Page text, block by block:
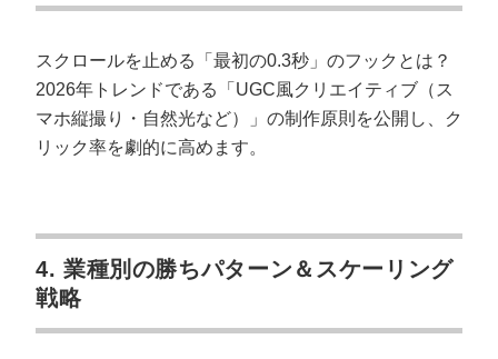
スクロールを止める「最初の0.3秒」のフックとは？
2026年トレンドである「UGC風クリエイティブ（ス
マホ縦撮り・自然光など）」の制作原則を公開し、ク
リック率を劇的に高めます。
4. 業種別の勝ちパターン＆スケーリング
戦略